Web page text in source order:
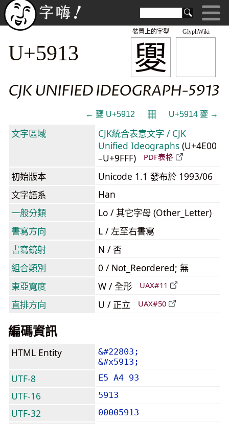
GlyphWiki
夓
裝置上的字型
U+5913
CJK UNIFIED IDEOGRAPH-5913
← 夒 U+5912 𝄜 U+5914 夔 →
文字區域
CJK統合表意文字 / CJK
Unified Ideographs (U+4E00
–U+9FFF)
PDF表格
初始版本
Unicode 1.1 發布於 1993/06
文字語系
Han
一般分類
Lo / 其它字母 (Other_Letter)
書寫方向
L / 左至右書寫
書寫鏡射
N / 否
組合類別
0 / Not_Reordered; 無
東亞寬度
W / 全形 UAX#11
直排方向 U / 正立 UAX#50
編碼資訊
HTML Entity
&#22803;
&#x5913;
UTF-8 E5 A4 93
UTF-16 5913
UTF-32 00005913